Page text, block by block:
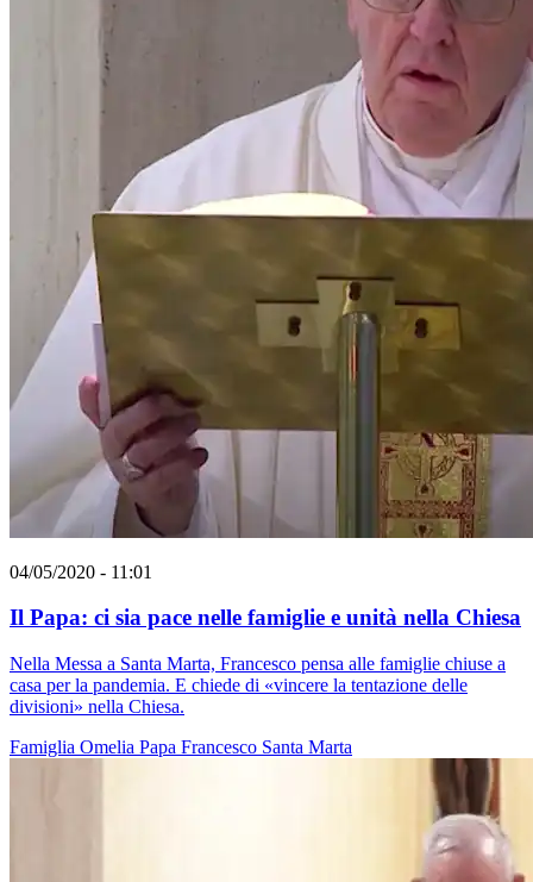
04/05/2020 - 11:01
Il Papa: ci sia pace nelle famiglie e unità nella Chiesa
Nella Messa a Santa Marta, Francesco pensa alle famiglie chiuse a
casa per la pandemia. E chiede di «vincere la tentazione delle
divisioni» nella Chiesa.
Famiglia Omelia Papa Francesco Santa Marta